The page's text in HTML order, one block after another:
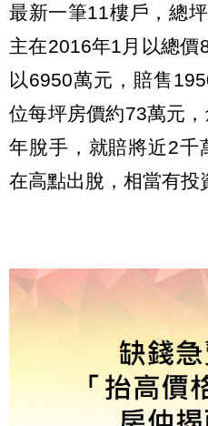
最新一筆11樓戶，總
主在2016年1月以總價
以6950萬元，賠售
位每坪房價約73萬元
年脫手，就賠將近2千
在高點出脫，相當有投